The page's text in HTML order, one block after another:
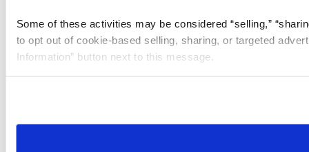
Some of these activities may be considered “selling,”
to opt out of cookie-based selling, sharing, or targeted
Information” button next to this message.
need to be set again.